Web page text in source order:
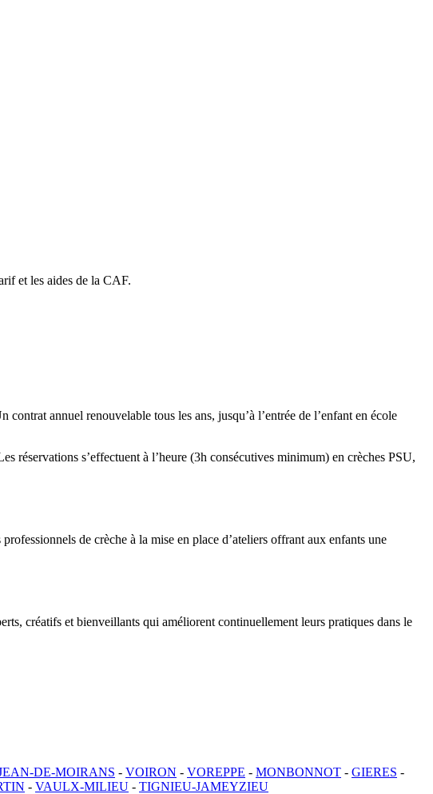
et les aides de la CAF.
annuel renouvelable tous les ans, jusqu’à l’entrée de l’enfant en école
réservations s’effectuent à l’heure (3h consécutives minimum) en crèches PSU,
de crèche à la mise en place d’ateliers offrant aux enfants une
créatifs et bienveillants qui améliorent continuellement leurs pratiques dans le
DE-MOIRANS - VOIRON - VOREPPE - MONBONNOT - GIERES -
- VAULX-MILIEU - TIGNIEU-JAMEYZIEU